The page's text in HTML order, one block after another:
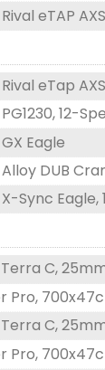
Rival eTAP
Rival eTap
12-
Eagle
Alloy DUB
X-Sync Eagle,
C,
Pro, 700x47c
C,
Pro, 700x47c